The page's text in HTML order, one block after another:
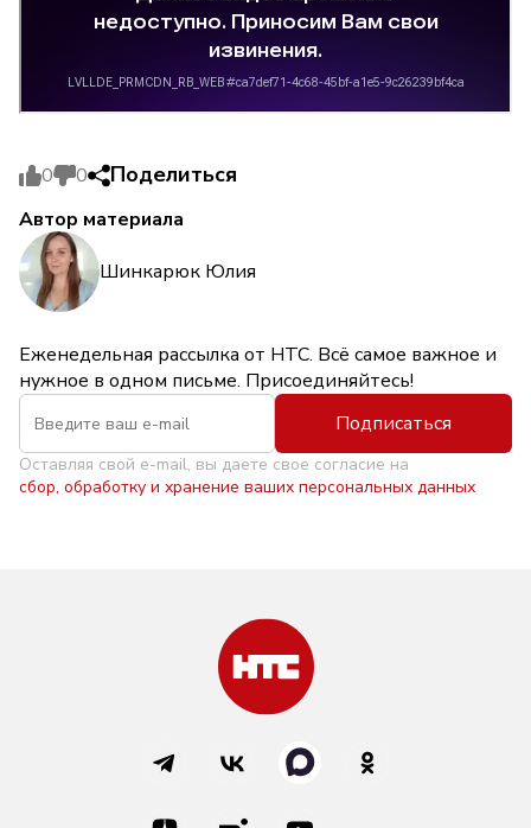
0 0 Поделиться
Автор материала
Шинкарюк Юлия
Еженедельная рассылка от НТС. Всё самое важное и
нужное в одном письме. Присоединяйтесь!
Подписаться
Оставляя свой e-mail, вы даете свое согласие на
сбор, обработку и хранение ваших персональных данных